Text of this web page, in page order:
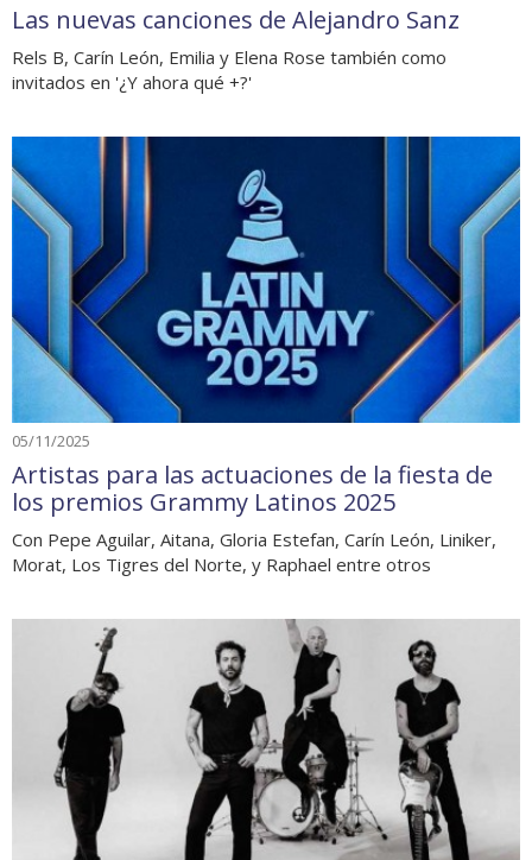
Las nuevas canciones de Alejandro Sanz
Rels B, Carín León, Emilia y Elena Rose también como
invitados en '¿Y ahora qué +?'
05/11/2025
Artistas para las actuaciones de la fiesta de
los premios Grammy Latinos 2025
Con Pepe Aguilar, Aitana, Gloria Estefan, Carín León, Liniker,
Morat, Los Tigres del Norte, y Raphael entre otros